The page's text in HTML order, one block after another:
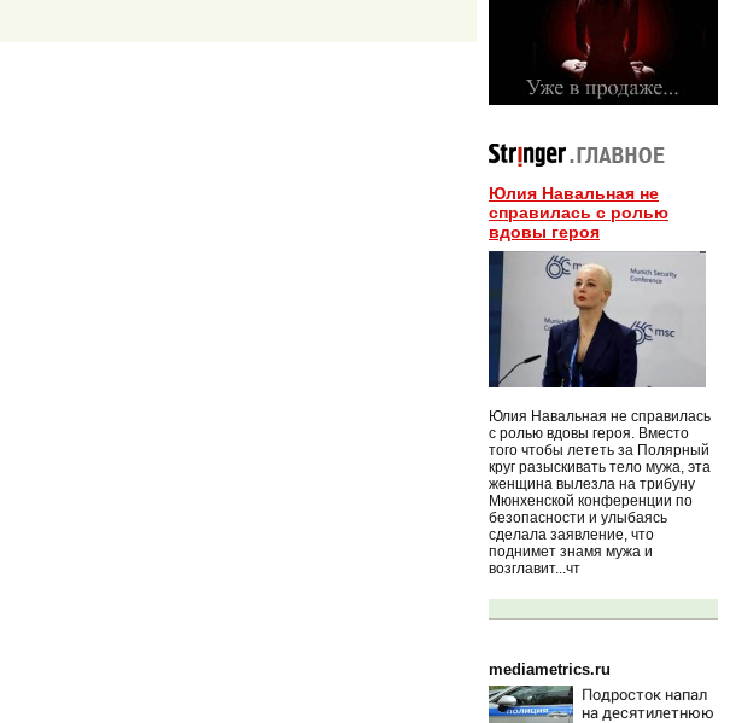
Юлия Навальная не
справилась с ролью
вдовы героя
Юлия Навальная не справилась
с ролью вдовы героя. Вместо
того чтобы лететь за Полярный
круг разыскивать тело мужа, эта
женщина вылезла на трибуну
Мюнхенской конференции по
безопасности и улыбаясь
сделала заявление, что
поднимет знамя мужа и
возглавит...чт
mediametrics.ru
Подросток напал
на десятилетнюю